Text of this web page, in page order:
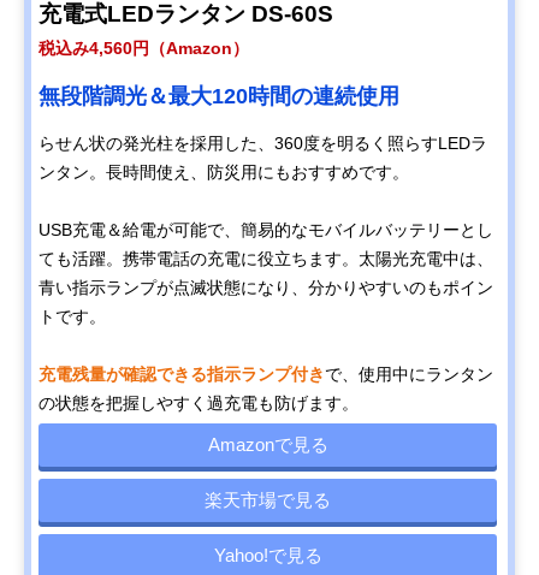
充電式LEDランタン DS-60S
税込み4,560円（Amazon）
無段階調光＆最大120時間の連続使用
らせん状の発光柱を採用した、360度を明るく照らすLEDラ
ンタン。長時間使え、防災用にもおすすめです。
USB充電＆給電が可能で、簡易的なモバイルバッテリーとし
ても活躍。携帯電話の充電に役立ちます。太陽光充電中は、
青い指示ランプが点滅状態になり、分かりやすいのもポイン
トです。
充電残量が確認できる指示ランプ付きで、使用中にランタン
の状態を把握しやすく過充電も防げます。
Amazonで見る
楽天市場で見る
Yahoo!で見る